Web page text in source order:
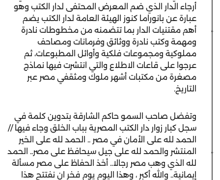
أرجاء الدار الذي ضم المعرض المحتفى لدار الكتب وهو
عبارة عن بانوراما كنوز الهيئة العامة لدار الكتب يضم
أهم مقتنيات الدار بما تتضمنه من مخطوطات نادرة
ومهمة وكتب نادرة ووثائق وفرمانات ومصاحف
مملوكية ومجموعات فلكية وأوائل المطبوعات، ثم
عرجوا على قاعات الاطلاع والتي انتشرت فيها نماذج
مصغرة من مكتبات أشهر ملوك ومثقفي مصر عبر
التاريخ.
وتفضل صاحب السمو حاكم الشارقة بتدوين كلمة في
سجل كبار زوار دار الكتب المصرية بباب الخلق وجاء فيها //
الحمد لله على الأمان في مصر .. الحمد لله على الخير
المنتشر والحمد لله على جيل سيحافظ على مصر.. الحمد
لله الذي وهب مصر رجالا.. أخذ الحفاظ على مصر مسألة
إيمانية.. والله أكبر ، وهذا اليوم يوم فخر ان نفتتح هذا